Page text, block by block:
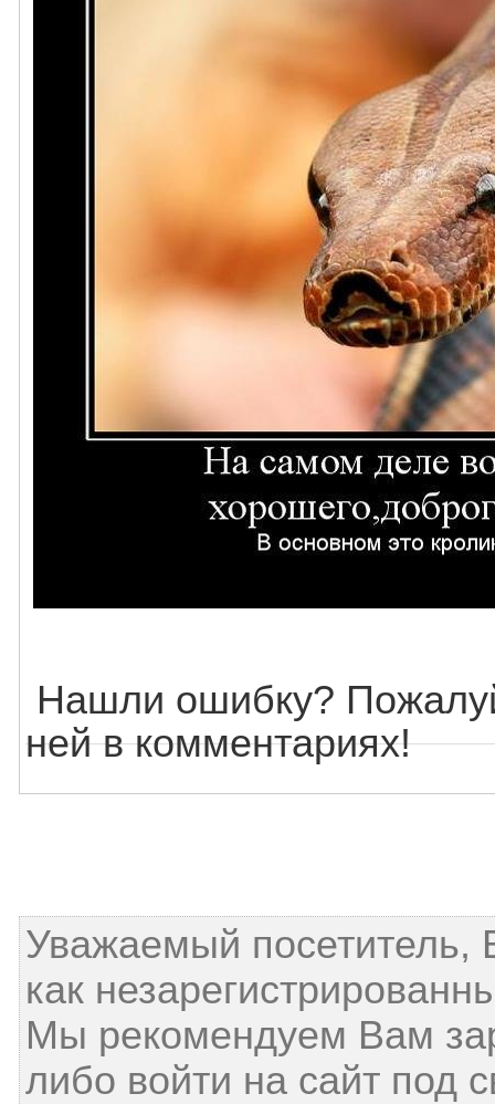
Нашли ошибку?
ней в комментариях!
Уважаемый посетитель,
как
Мы рекомендуем Вам
либо войти на сайт под